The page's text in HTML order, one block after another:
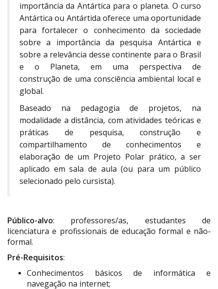
importância da Antártica para o planeta. O curso
Antártica ou Antártida oferece uma oportunidade
para fortalecer o conhecimento da sociedade
sobre a importância da pesquisa Antártica e
sobre a relevância desse continente para o Brasil
e o Planeta, em uma perspectiva de
construção de uma consciência ambiental local e
global.
Baseado na pedagogia de projetos, na
modalidade a distância, com atividades teóricas e
práticas de pesquisa, construção e
compartilhamento de conhecimentos e
elaboração de um Projeto Polar prático, a ser
aplicado em sala de aula (ou para um público
selecionado pelo cursista).
Público-alvo: professores/as, estudantes de
licenciatura e profissionais de educação formal e não-
formal.
Pré-Requisitos:
Conhecimentos básicos de informática e
navegação na internet;